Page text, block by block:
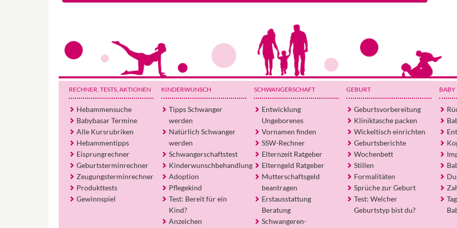
RECHNER, TESTS, AKTIONEN
Hebammensuche
Babybasar Termine
Alle Kursrubriken
Hebammentipps
Eisprungrechner
Geburtsterminrechner
Zeugungsterminrechner
Produkttests
Gewinnspiel
KINDERWUNSCH
Tipps Schwanger
werden
Natürlich Schwanger
werden
Schwangerschaftstest
Kinderwunschbehandlung
Adoption
Pflegekind
Test: Bereit für ein
Kind?
Anzeichen
SCHWANGERSCHAFT
Entwicklung
Ungeborenes
Vornamen finden
SSW-Rechner
Elternzeit Ratgeber
Elterngeld Ratgeber
Mutterschaftsgeld
beantragen
Erstausstattung
Beratung
Schwangeren-
GEBURT
Geburtsvorbereitung
Kliniktasche packen
Wickeltisch einrichten
Geburtsberichte
Wochenbett
Stillen
Formalitäten
Sprüche zur Geburt
Test: Welcher
Geburtstyp bist du?
BABY